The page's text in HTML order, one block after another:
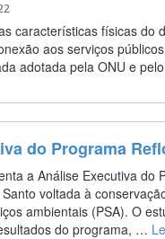
características físicas do
aos serviços
adotada pela ONU e
do Programa
a Análise Executiva do
voltada à
ambientais (PSA). O
do programa, …